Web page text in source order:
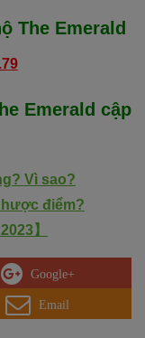
The Emerald
Emerald cập
Vì sao?
điểm?
】
Google+
Email